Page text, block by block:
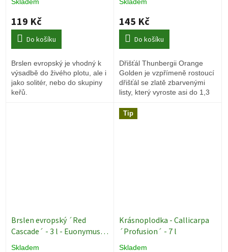
119 Kč
Do košíku
Brslen evropský je vhodný k
výsadbě do živého plotu, ale i
jako solitér, nebo do skupiny
keřů.
145 Kč
Do košíku
Dřišťál Thunbergii Orange
Golden je vzpřímeně rostoucí
dřišťál se zlatě zbarvenými
listy, který vyroste asi do 1,3
upravovat střihem.
Brslen evropský ´Red
Cascade´ - 3 l - Euonymus
europeus
Skladem
Tip
Krásnoplodka - Callicarpa
´Profusion´ - 7 l
Skladem